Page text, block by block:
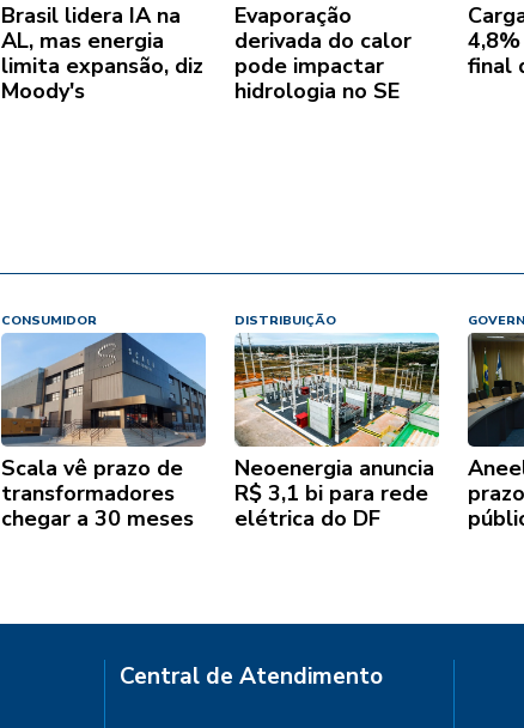
Brasil lidera IA na
AL, mas energia
limita expansão, diz
Moody's
Evaporação
derivada do calor
pode impactar
hidrologia no SE
final
CONSUMIDOR
Scala vê prazo de
transformadores
chegar a 30 meses
DISTRIBUIÇÃO
Neoenergia anuncia
R$ 3,1 bi para rede
elétrica do DF
Central de Atendimento